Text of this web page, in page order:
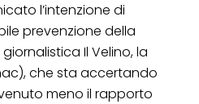
l’intenzione di
prevenzione della
Il Velino, la
che sta accertando
meno il rapporto